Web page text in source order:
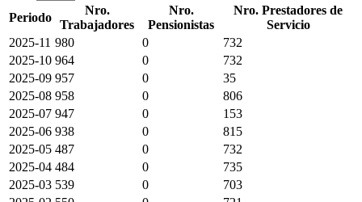
Periodo
Nro.
Trabajadores
Nro.
Pensionistas
Nro. Prestadores de
Servicio
2025-11 980 0
732
2025-10 964 0
732
2025-09 957 0
35
2025-08 958 0
806
2025-07 947 0
153
2025-06 938 0
815
2025-05 487 0
732
2025-04 484 0
735
2025-03 539 0
703